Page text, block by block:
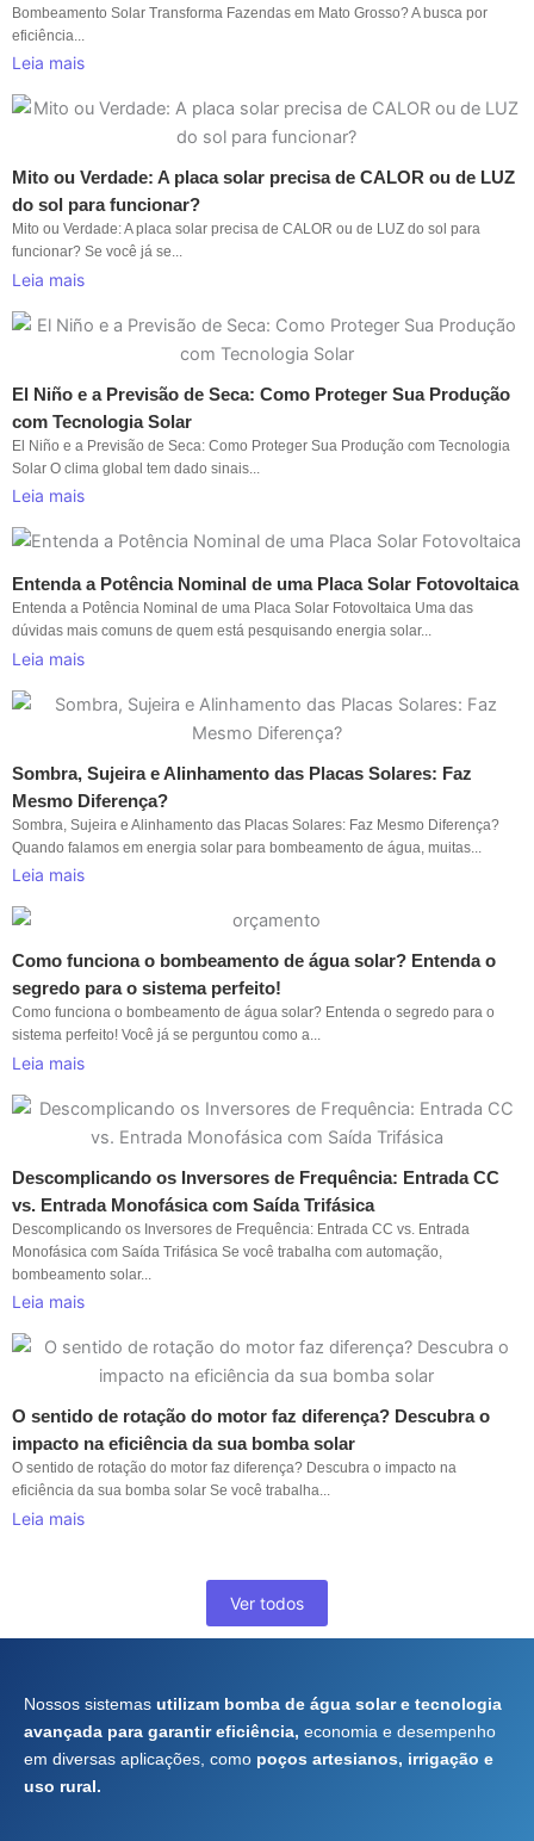
Bombeamento Solar Transforma Fazendas em Mato Grosso? A busca por
eficiência...
Leia mais
Mito ou Verdade: A placa solar precisa de CALOR ou de LUZ
do sol para funcionar?
Mito ou Verdade: A placa solar precisa de CALOR ou de LUZ do sol para
funcionar? Se você já se...
Leia mais
El Niño e a Previsão de Seca: Como Proteger Sua Produção
com Tecnologia Solar
El Niño e a Previsão de Seca: Como Proteger Sua Produção com Tecnologia
Solar O clima global tem dado sinais...
Leia mais
Entenda a Potência Nominal de uma Placa Solar Fotovoltaica
Entenda a Potência Nominal de uma Placa Solar Fotovoltaica Uma das
dúvidas mais comuns de quem está pesquisando energia solar...
Leia mais
Sombra, Sujeira e Alinhamento das Placas Solares: Faz
Mesmo Diferença?
Sombra, Sujeira e Alinhamento das Placas Solares: Faz Mesmo Diferença?
Quando falamos em energia solar para bombeamento de água, muitas...
Leia mais
Como funciona o bombeamento de água solar? Entenda o
segredo para o sistema perfeito!
Como funciona o bombeamento de água solar? Entenda o segredo para o
sistema perfeito! Você já se perguntou como a...
Leia mais
Descomplicando os Inversores de Frequência: Entrada CC
vs. Entrada Monofásica com Saída Trifásica
Descomplicando os Inversores de Frequência: Entrada CC vs. Entrada
Monofásica com Saída Trifásica Se você trabalha com automação,
bombeamento solar...
Leia mais
O sentido de rotação do motor faz diferença? Descubra o
impacto na eficiência da sua bomba solar
O sentido de rotação do motor faz diferença? Descubra o impacto na
eficiência da sua bomba solar Se você trabalha...
Leia mais
Ver todos
Nossos sistemas utilizam bomba de água solar e tecnologia
avançada para garantir eficiência, economia e desempenho
em diversas aplicações, como poços artesianos, irrigação e
uso rural.